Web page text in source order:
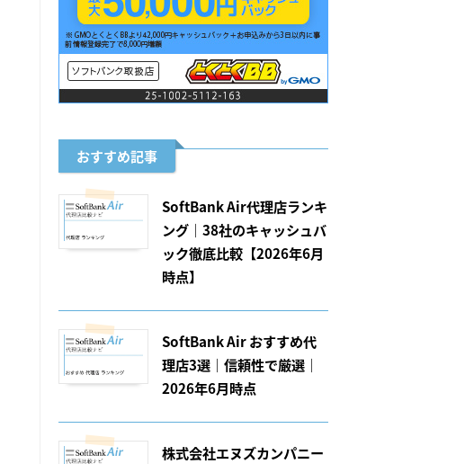
おすすめ記事
SoftBank Air代理店ランキ
ング｜38社のキャッシュバ
ック徹底比較【2026年6月
時点】
SoftBank Air おすすめ代
理店3選｜信頼性で厳選｜
2026年6月時点
株式会社エヌズカンパニー